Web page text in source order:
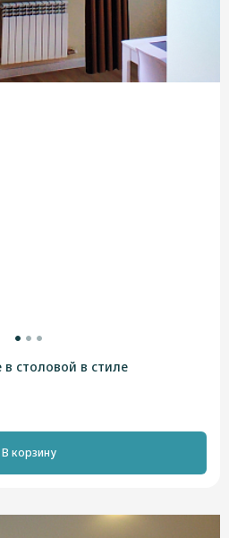
столовой в стиле
В корзину